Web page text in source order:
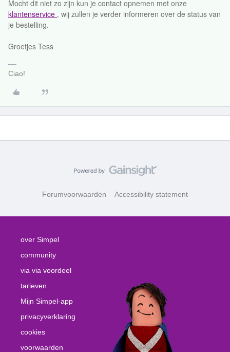
Mocht dit niet zo zijn kun je contact opnemen met onze
klantenservice , wij zullen je verder informeren over de status van
je bestelling.
Groetjes Tess
Ciao!
Forumvoorwaarden Accessibility statement
over Simpel
community
via via voordeel
tarieven
Mijn Simpel-app
privacyverklaring
cookies
voorwaarden